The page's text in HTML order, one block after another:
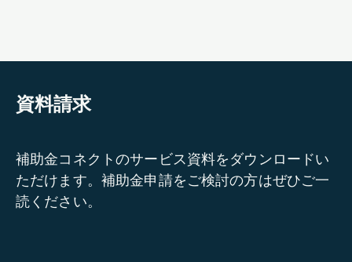
資料請求
補助金コネクトのサービス資料をダウンロードい
ただけます。補助金申請をご検討の方はぜひご一
読ください。